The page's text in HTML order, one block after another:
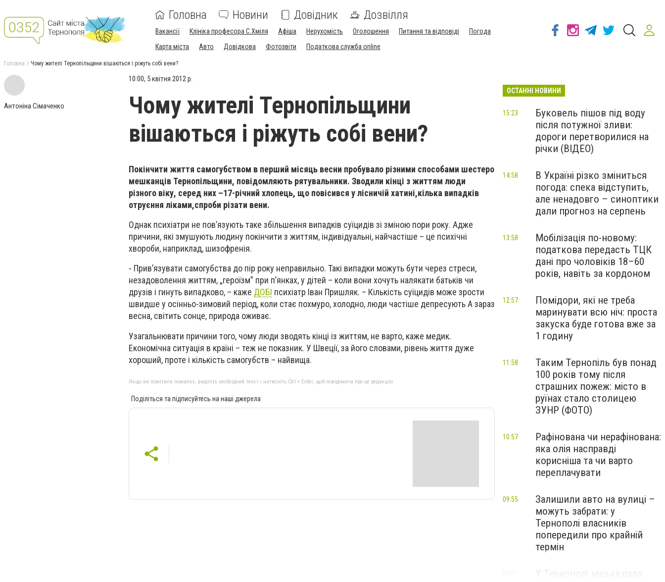
Головна Новини Довідник Дозвілля
Вакансії Клініка професора С.Хміля Афіша Нерухомість Оголошення Питання та відповіді
Погода
Карта міста
Авто Довідкова Фотозвіти Податкова служба online
Головна Чому жителі Тернопільщини вішаються і ріжуть собі вени?
Антоніна Сімаченко
10:00, 5 квітня 2012 р.
Чому жителі Тернопільщини
вішаються і ріжуть собі вени?
Покінчити життя самогубством в перший місяць весни пробувало різними способами шестеро
мешканців Тернопільщини, повідомляють рятувальники. Зводили кінці з життям люди
різного віку, серед них –17-річний хлопець, що повісився у лісничій хатині,кілька випадків
отруєння ліками,спроби різати вени.
Однак психіатри не повʼязують таке збільшення випадків суїцидів зі зміною пори року. Адже
причини, які змушують людину покінчити з життям, індивідуальні, найчастіше – це психічні
хвороби, наприклад, шизофренія.
- Прив’язувати самогубства до пір року неправильно. Такі випадки можуть бути через стреси,
незадоволення життям, „героїзм” при п’янках, у дітей – коли вони хочуть налякати батьків чи
друзів і гинуть випадково, – каже ДОБІ психіатр Іван Пришляк. – Кількість суїцидів може зрости
швидше у осінньо-зимовий період, коли стає похмуро, холодно, люди частіше депресують А зараз
весна, світить сонце, природа оживає.
Узагальнювати причини того, чому люди зводять кінці із життям, не варто, каже медик.
Економічна ситуація в країні – теж не показник. У Швеції, за його словами, рівень життя дуже
хороший, проте і кількість самогубств – найвища.
Якщо ви помітили помилку, виділіть необхідний текст і натисніть Ctrl + Enter, щоб повідомити про це редакцію
Поділіться та підписуйтесь на наші джерела
ОСТАННІ НОВИНИ
Буковель пішов під воду
після потужної зливи:
дороги перетворилися на
річки (ВІДЕО)
15:23
В Україні різко зміниться
погода: спека відступить,
але ненадовго – синоптики
дали прогноз на серпень
14:58
Мобілізація по-новому:
податкова передасть ТЦК
дані про чоловіків 18–60
років, навіть за кордоном
13:58
Помідори, які не треба
маринувати всю ніч: проста
закуска буде готова вже за
1 годину
12:57
Таким Тернопіль був понад
100 років тому після
страшних пожеж: місто в
руїнах стало столицею
ЗУНР (ФОТО)
11:58
Рафінована чи нерафінована:
яка олія насправді
корисніша та чи варто
переплачувати
10:57
Залишили авто на вулиці –
можуть забрати: у
Тернополі власників
попередили про крайній
термін
09:55
У Тернополі міська рада
09:03